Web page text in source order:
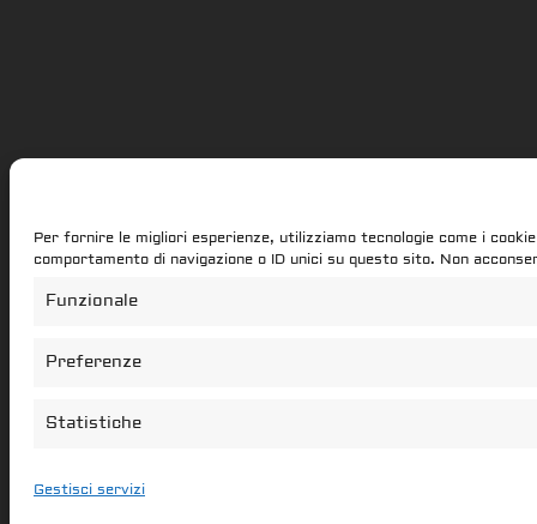
Per fornire le migliori esperienze, utilizziamo tecnologie come i
comportamento di navigazione o ID unici su questo sito. Non
Funzionale
Preferenze
Statistiche
Gestisci servizi